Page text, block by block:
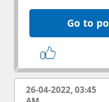
Robinson
lista de
Cabrera
vida, lo
Brett y
listado. Se
Go to
26-04-2022, 03:45